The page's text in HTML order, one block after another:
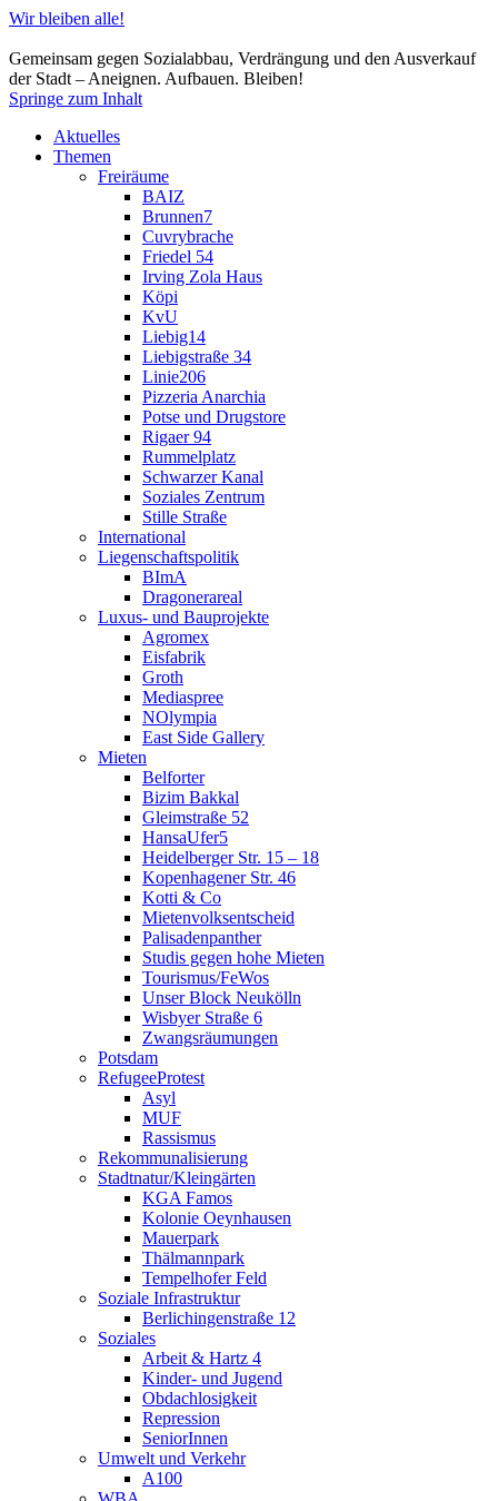
Wir bleiben alle!
Gemeinsam gegen Sozialabbau, Verdrängung und den Ausverkauf
der Stadt – Aneignen. Aufbauen. Bleiben!
Springe zum Inhalt
Aktuelles
Themen
Freiräume
BAIZ
Brunnen7
Cuvrybrache
Friedel 54
Irving Zola Haus
Köpi
KvU
Liebig14
Liebigstraße 34
Linie206
Pizzeria Anarchia
Potse und Drugstore
Rigaer 94
Rummelplatz
Schwarzer Kanal
Soziales Zentrum
Stille Straße
International
Liegenschaftspolitik
BImA
Dragonerareal
Luxus- und Bauprojekte
Agromex
Eisfabrik
Groth
Mediaspree
NOlympia
East Side Gallery
Mieten
Belforter
Bizim Bakkal
Gleimstraße 52
HansaUfer5
Heidelberger Str. 15 – 18
Kopenhagener Str. 46
Kotti & Co
Mietenvolksentscheid
Palisadenpanther
Studis gegen hohe Mieten
Tourismus/FeWos
Unser Block Neukölln
Wisbyer Straße 6
Zwangsräumungen
Potsdam
RefugeeProtest
Asyl
MUF
Rassismus
Rekommunalisierung
Stadtnatur/Kleingärten
KGA Famos
Kolonie Oeynhausen
Mauerpark
Thälmannpark
Tempelhofer Feld
Soziale Infrastruktur
Berlichingenstraße 12
Soziales
Arbeit & Hartz 4
Kinder- und Jugend
Obdachlosigkeit
Repression
SeniorInnen
Umwelt und Verkehr
A100